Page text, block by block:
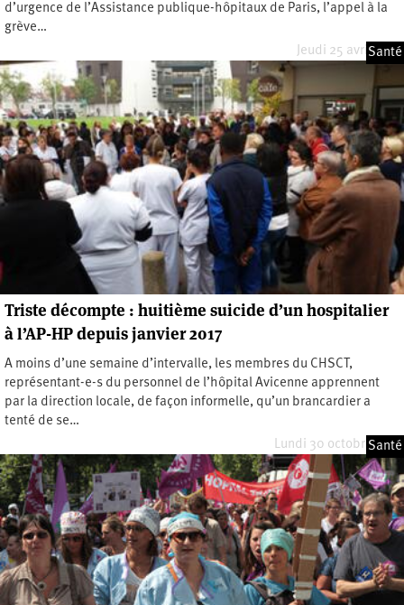
d’urgence de l’Assistance publique-hôpitaux de Paris, l’appel à la
grève…
Jeudi 25 avril 2019
Santé
Triste décompte : huitième suicide d’un hospitalier
à l’AP-HP depuis janvier 2017
A moins d’une semaine d’intervalle, les membres du CHSCT,
représentant-e-s du personnel de l’hôpital Avicenne apprennent
par la direction locale, de façon informelle, qu’un brancardier a
tenté de se…
Lundi 30 octobre 2017
Santé